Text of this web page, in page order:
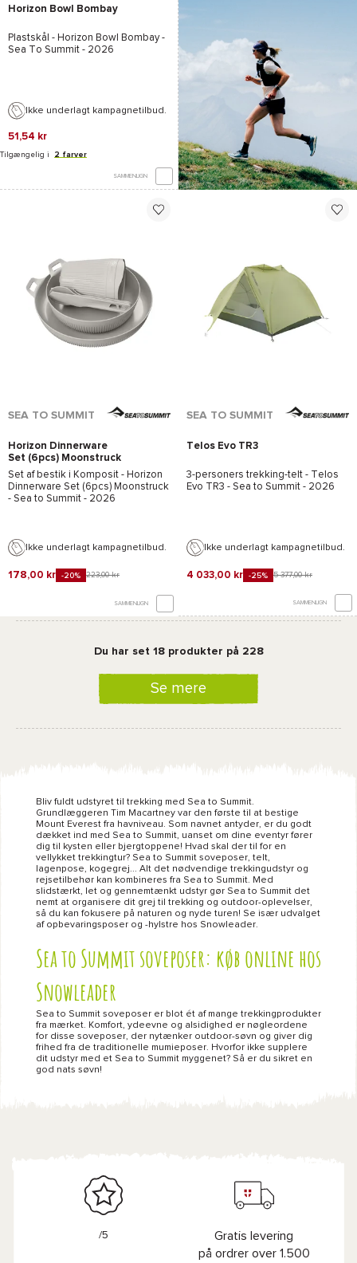
Horizon Bowl Bombay
Plastskål - Horizon Bowl Bombay -
Sea To Summit - 2026
Ikke underlagt kampagnetilbud.
51,54 kr
Tilgængelig i 2 farver
SAMMENLIGN
SEA TO SUMMIT
Horizon Dinnerware
Set (6pcs) Moonstruck
Set af bestik i Komposit - Horizon
Dinnerware Set (6pcs) Moonstruck
- Sea to Summit - 2026
Ikke underlagt kampagnetilbud.
178,00 kr -20% 223,00 kr
SAMMENLIGN
SEA TO SUMMIT
Telos Evo TR3
3-personers trekking-telt - Telos
Evo TR3 - Sea to Summit - 2026
Ikke underlagt kampagnetilbud.
4 033,00 kr -25% 5 377,00 kr
SAMMENLIGN
Du har set 18 produkter på 228
Se mere
Bliv fuldt udstyret til trekking med Sea to Summit.
Grundlæggeren Tim Macartney var den første til at bestige
Mount Everest fra havniveau. Som navnet antyder, er du godt
dækket ind med Sea to Summit, uanset om dine eventyr fører
dig til kysten eller bjergtoppene! Hvad skal der til for en
vellykket trekkingtur? Sea to Summit soveposer, telt,
lagenpose, kogegrej... Alt det nødvendige trekkingudstyr og
rejsetilbehør kan kombineres fra Sea to Summit. Med
slidstærkt, let og gennemtænkt udstyr gør Sea to Summit det
nemt at organisere dit grej til trekking og outdoor-oplevelser,
så du kan fokusere på naturen og nyde turen! Se især udvalget
af opbevaringsposer og -hylstre hos Snowleader.
Sea to Summit soveposer: køb online hos
Snowleader
Sea to Summit soveposer er blot ét af mange trekkingprodukter
fra mærket. Komfort, ydeevne og alsidighed er nøgleordene
for disse soveposer, der nytænker outdoor-søvn og giver dig
frihed fra de traditionelle mumieposer. Hvorfor ikke supplere
dit udstyr med et Sea to Summit myggenet? Så er du sikret en
god nats søvn!
/5
Gratis levering
på ordrer over 1.500